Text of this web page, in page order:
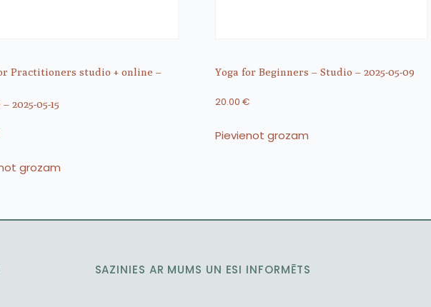
Practitioners studio + online –
2025-05-15
grozam
Yoga for Beginners – Studio – 2025-05-09
20.00€
Pievienot grozam
SAZINIES AR MUMS UN ESI INFORMĒTS